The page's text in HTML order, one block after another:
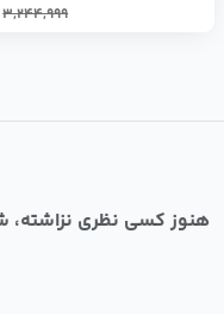
3,244,999
هنوز کسی نظری نزاشته،